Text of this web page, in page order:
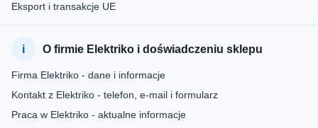
Eksport i transakcje UE
O firmie Elektriko i doświadczeniu sklepu
Firma Elektriko - dane i informacje
Kontakt z Elektriko - telefon, e-mail i formularz
Praca w Elektriko - aktualne informacje